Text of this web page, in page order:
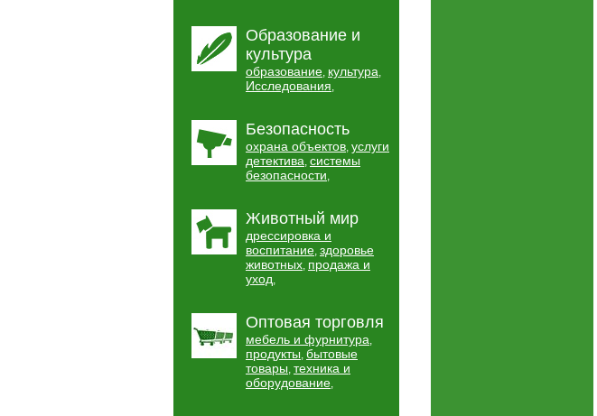
Образование и
культура
образование, культура,
Исследования,
Безопасность
охрана объектов, услуги
детектива, системы
безопасности,
Животный мир
дрессировка и
воспитание, здоровье
животных, продажа и
уход,
Оптовая торговля
мебель и фурнитура,
продукты, бытовые
товары, техника и
оборудование,